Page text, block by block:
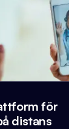
för
distans